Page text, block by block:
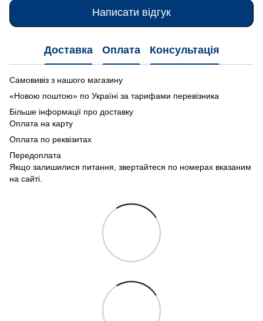
Написати відгук
Доставка Оплата Консультація
Самовивіз з нашого магазину
«Новою поштою» по Україні за тарифами перевізника
Більше інформації про доставку
Оплата на карту
Оплата по реквізитах
Передоплата
Якщо залишилися питання, звертайтеся по номерах вказаним
на сайті.